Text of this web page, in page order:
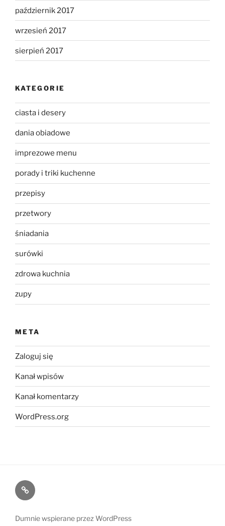
październik 2017
wrzesień 2017
sierpień 2017
KATEGORIE
ciasta i desery
dania obiadowe
imprezowe menu
porady i triki kuchenne
przepisy
przetwory
śniadania
surówki
zdrowa kuchnia
zupy
META
Zaloguj się
Kanał wpisów
Kanał komentarzy
WordPress.org
Kontakt
Dumnie wspierane przez WordPress